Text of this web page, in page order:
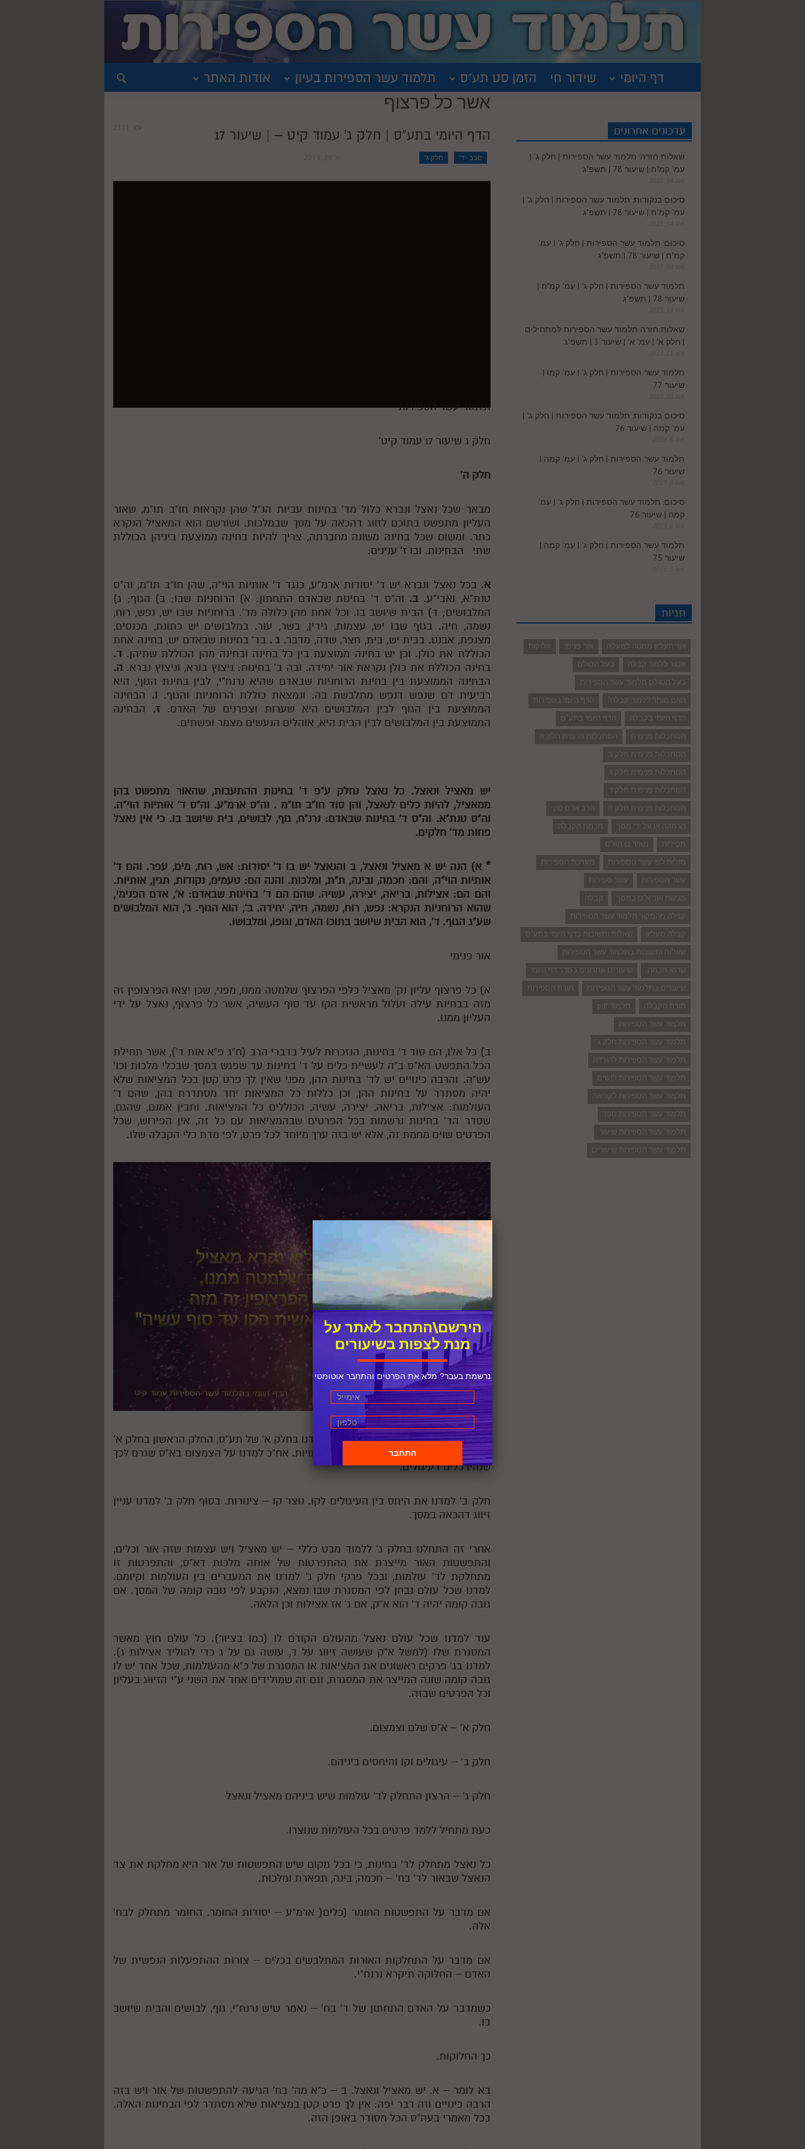
דף היומי שידור חי הזמן סט תע"ס תלמוד עשר הספירות בעיון אודות האתר
אשר כל פרצוף
הדף היומי בתע"ס | חלק ג' עמוד קיט – | שיעור 17
סבב -ד' חלק ג'
תלמוד עשר הספירות
חלק ג שיעור 17 עמוד קיט'
חלק ה'
מבאר שכל נאצל ונברא כלול מד' בחינות עביות הנ"ל שהן נקראות חו"ב תו"מ, שאור
העליון מתפשט בתוכם לזווג דהכאה על מסך שבמלכות. ושורשם הוא המאציל הנקרא
כתר. ומשום שכל בחינה משונה מחברתה, צריך להיות בחינה ממוצעת ביניהן הכוללת
שתי
הבחינות. ובו ז' ענינים:
א. בכל נאצל ונברא יש ד' יסודות ארמ"ע, כנגד ד' אותיות הוי"ה, שהן חו"ב תו"מ, וה"ס
טנת"א, ואבי"ע.ב. וה"ס ד' בחינות שבאדם התחתון: א) הרוחניות שבו; ב) הגוף; ג)
המלבושים; ד) הבית שיושב בו. וכל אחת מהן כלולה מד'. ברוחניות שבו יש, נפש, רוח,
נשמה, חיה. בגוף שבו יש, עצמות, גידין, בשר, עור. במלבושים יש כתונת, מכנסים,
מצנפת, אבנט. בבית יש, בית, חצר, שדה, מדבר. ג . בד' בחינות שבאדם יש, בחינה אחת
הכוללת את כולן. וכן יש בחינה ממוצעת בין כל בחינה ובחינה מהן הכוללת שתיהן. ד.
בחינה הכוללת את כולן נקראת אור יחידה. ובה ב' בחינות: ניצוץ בורא, וניצוץ נברא. ה.
הבחינה הממוצעת בין בחינת הרוחניות שבאדם שהיא נרנח"י, לבין בחינת הגוף, היא
רביעית דם שנפש דנפש מתלבשת בה. ונמצאת כוללת הרוחניות והגוף. ו. הבחינה
הממוצעת בין הגוף לבין המלבושים היא שערות וצפרנים של האדם.ז. הבחינה
הממוצעת בין המלבושים לבין הבית היא, אוהלים הנעשים מצמר ופשתים.
יש מאציל ונאצל. כל נאצל נחלק ע"פ ד' בחינות ההתעבות, שהאור מתפשט בהן
ממאציל, להיות כלים לנאצל, והן סוד חו"ב תו"מ . וה"ס ארמ"ע. וה"ס ד' אותיות הוי"ה.
וה"ס טנת"א. וה"ס ד' בחינות שבאדם: נרנ"ח, גוף, לבושים, בית שיושב בו. כי אין נאצל
פחות מד' חלקים.
* א) הנה ישא מאציל ונאצל,ב והנאצל יש בו ד' יסודות: אש, רוח, מים, עפר. והם ד'
אותיות הוי"ה, והם: חכמה, ובינה, ת"ת, ומלכות. והנה הם: טעמים, נקודות, תגין, אותיות.
והם הם: אצילות, בריאה, יצירה, עשיה. שהם הם ד' בחינות שבאדם: א', אדם הפנימי,
שהוא הרוחניות הנקרא: נפש, רוח, נשמה, חיה, יחידה. ב', הוא הגוף. ג', הוא המלבושים
שע"ג הגוף. ד', הוא הבית שיושב בתוכו האדם, וגופו, ומלבושו.
אור פנימי
א) כל פרצוף עליון נק' מאציל כלפי הפרצוף שלמטה ממנו, מפני, שכן יצאו הפרצופין זה
מזה בבחינת עילה ועלול מראשית הקו עד סוף העשיה, אשר כל פרצוף, נאצל על ידי
העליון ממנו.
ב) כל אלו, הם סוד ד' בחינות, הנזכרות לעיל בדברי הרב (ח"ג פ"א אות ד'), אשר תחילת
הכל התפשט הא"ס ב"ה לעשיית כלים על ד' בחינות עד שפגש במסך שבכלי מלכות וכו'
עש"ה. והרבה כינויים יש לד' בחינות ההן, מפני שאין לך פרט קטן בכל המציאות שלא
יהיה מסתדר על בחינות ההן, וכן כללות כל המציאות יחד מסתדרת בהן, שהם ד'
העולמות: אצילות, בריאה, יצירה, עשיה, הכוללים כל המציאות. ותבין אמנם, שהגם,
שסדר הד' בחינות נרשמות בכל הפרטים שבהמציאות עם כל זה, אין הפירוש, שכל
הפרטים שוים מחמת זה, אלא יש בזה ערך מיוחד לכל פרט, לפי מדת כלי הקבלה שלו.
סיכום:התחלנו את פרק ה', לאחר שלמדנו בחלק א' של תע"ס, החלק הראשון בחלק א'
היה על איך נראה הא"ס השלם בכל השלמויות. אח"כ למדנו על הצמצום בא"ס שגרם לכך
שנהיו כלים דעיגולים.
חלק ב' למדנו את היחס בין העיגולים לקו. נוצר קו – צינורות. בסוף חלק ב' למדנו עניין
זיווג דהכאה במסך.
אחרי זה התחלנו בחלק ג' ללמוד מבט כללי – יש מאציל ויש עצמות שזה אור וכלים,
והתפשטות האור מייצרת את ההתפרטות של אותה מלכות דא"ס, והתפרטות זו
מתחלקת לד' עולמות, ובכל פרקי חלק ג' למדנו את המעברים בין העולמות וקיומם.
למדנו שכל עולם נבחן לפי המסגרת שבו נמצא, הנקבע לפי גובה קומה של המסך. אם
גובה קומה יהיה ד' הוא א"ק, אם ג' אז אצילות וכן הלאה.
עוד למדנו שכל עולם נאצל מהעולם הקודם לו (כמו בציור). כל עולם חוץ מאשר
המסגרת שלו (למשל א"ק שעושה זיווג על ד, עושה גם על ג כדי להוליד אצילות ג).
למדנו בג' פרקים ראשונים את המציאות או המסגרת של כ"א מהעולמות, שכל אחד יש לו
גובה קומה שונה המייצר את המסגרת, וגם זה שמולידים אחד את השני ע"י הזיווג בעליון
וכל הפרטים שבזה.
חלק א' – א"ס שלם וצמצום.
חלק ב' – עיגולים וקו והיחסים ביניהם.
חלק ג' – הרצון התחלק לד' עולמות שיש ביניהם מאציל ונאצל
כעת מתחיל ללמד פרטים בכל העולמות שנוצרו.
כל נאצל מתחלק לד' בחינות, כי בכל מקום שיש התפשטות של אור היא מחלקת את צד
הנאצל שבאור לד' בח' – חכמה, בינה, תפארת ומלכות.
אם מדבר על התפשטות החומר (כלים( ארמ"ע – יסודות החומר. החומר מתחלק לבח'
אלה.
אם מדבר על התחלקות האורות המתלבשים בכלים – צורות ההתפעלות הנפשית של
האדם – החלוקה תיקרא נרנח"י.
כשמדבר על האדם התחתון של ד' בח' – נאמר שיש נרנח"י, גוף, לבושים והבית שיושב
בו.
כך החלוקות.
בא לומר – א. יש מאציל ונאצל. ב – כ"א מה' בח' הגיעה להתפשטות של אור ויש בזה
הרבה כינויים וזה דבר יפה: אין לך פרט קטן במציאות שלא מסתדר לפי הבחינות האלה.
בכל מאמרי בעה"ס הכל מסודר באופן הזה.
עדכונים אחרונים
שאלות חזרה: תלמוד עשר הספירות | חלק ג' |
עמ' קמ"ח | שיעור 78 | תשפ"ג
סיכום בנקודות: תלמוד עשר הספירות | חלק ג' |
עמ' קמ"ח | שיעור 78 | תשפ"ג
סיכום: תלמוד עשר הספירות | חלק ג' | עמ'
קמ"ח | שיעור 78 | תשפ"ג
תלמוד עשר הספירות | חלק ג' | עמ' קמ"ח |
שיעור 78 | תשפ"ג
שאלות חזרה תלמוד עשר הספירות למתחילים
| חלק א' | עמ' א' | שיעור 3 | תשפ"ג
תלמוד עשר הספירות | חלק ג' | עמ' קמו |
שיעור 77
סיכום בנקודות: תלמוד עשר הספירות | חלק ג' |
עמ' קמה | שיעור 76
תלמוד עשר הספירות | חלק ג' | עמ' קמה |
שיעור 76
סיכום: תלמוד עשר הספירות | חלק ג' | עמ'
קמה | שיעור 76
תלמוד עשר הספירות | חלק ג' | עמ' קמה |
שיעור 75
תגיות
אור העליון ממטה למעלה אור פנימי
אלוקות
אסור ללמוד קבלה
בעל הסולם
בעל הסולם תלמוד עשר הספירות
האם מותר ללמוד קבלה?
הדף היומי בספירות
הדף היומי בקבלה
הדף היומי בתע"ס
הסתכלות פנימית
הסתכלות פנימית חלק א
הסתכלות פנימית חלק ב
הסתכלות פנימית חלק ג
הסתכלות פנימית חלק ד
הסתכלות פנימית חלק ה
הרב אדם סיני
הרחקה או על ידי מסך
חכמת הקבלה
חסידות
מאיר בו הא"ס
מזלות לפי עשר הספירות
מערכת הספירות
עשר הספירות
עשר ספירות
פגישת אור א"ס במסך
קבלה
קבלה מהמקור תלמוד עשר הספירות
קבלה מעליון
שאלות ותשובות בדף היומי בתע"ס
שאלות ותשובות בתלמוד עשר הספירות
שהוא חכמה.
שיעורים אחרונים בסדר דף היומי
שיעורים בתלמוד עשר הספירות
תורת הספירות
תורת הקבלה
תלמוד pdf
תלמוד עשר הספירות
תלמוד עשר הספירות חלק ג'
תלמוד עשר הספירות להורדה
תלמוד עשר הספירות לנשים
תלמוד עשר הספירות לקריאה
תלמוד עשר הספירות ספר
תלמוד עשר הספירות שיעור
תלמוד עשר הספירות שיעורים
הירשם\התחבר לאתר על
מנת לצפות בשיעורים
נרשמת בעבר? מלא את הפרטים והתחבר אוטומטי